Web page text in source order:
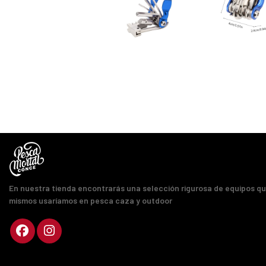
En nuestra tienda encontrarás una selección rigurosa de equipos
mismos usaríamos en pesca caza y outdoor